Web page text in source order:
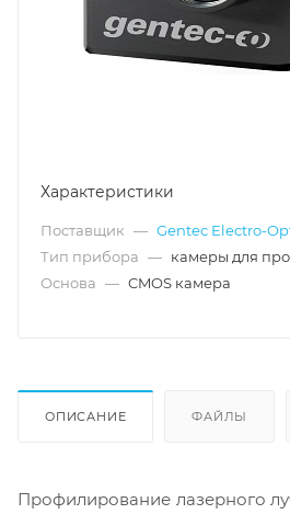
Характеристики
Поставщик — Gentec Electro-
Тип прибора — камеры для
Основа — CMOS камера
ОПИСАНИЕ ФАЙЛЫ
Профилирование лазерного